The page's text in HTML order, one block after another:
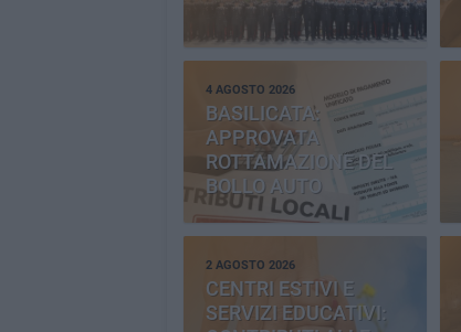
4 AGOSTO 2026
BASILICATA:
APPROVATA
ROTTAMAZIONE DEL
BOLLO AUTO
2 AGOSTO 2026
CENTRI ESTIVI E
SERVIZI EDUCATIVI: